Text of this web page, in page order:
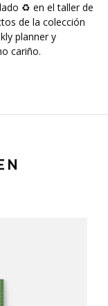
♻️ en el taller de
de la colección
planner y
cariño.